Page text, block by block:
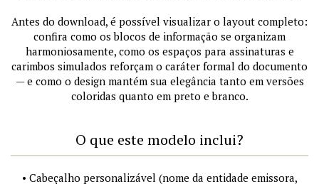
Antes do download, é possível visualizar o layout completo:
confira como os blocos de informação se organizam
harmoniosamente, como os espaços para assinaturas e
carimbos simulados reforçam o caráter formal do documento
— e como o design mantém sua elegância tanto em versões
coloridas quanto em preto e branco.
O que este modelo inclui?
• Cabeçalho personalizável (nome da entidade emissora,